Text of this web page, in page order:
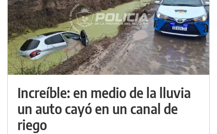
Increíble: en medio de la lluvia
un auto cayó en un canal de
riego